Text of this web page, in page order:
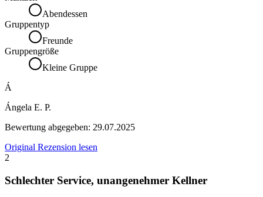
Abendessen
Gruppentyp
Freunde
Gruppengröße
Kleine Gruppe
Á
Ángela E. P.
Bewertung abgegeben: 29.07.2025
Original Rezension lesen
2
Schlechter Service, unangenehmer Kellner